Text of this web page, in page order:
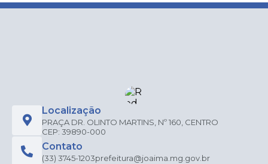
Localização
PRAÇA DR. OLINTO MARTINS, Nº 160, CENTRO
CEP: 39890-000
Contato
(33) 3745-1203prefeitura@joaima.mg.gov.br